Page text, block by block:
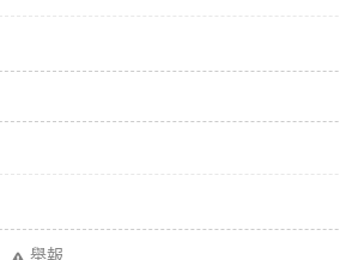
舉報